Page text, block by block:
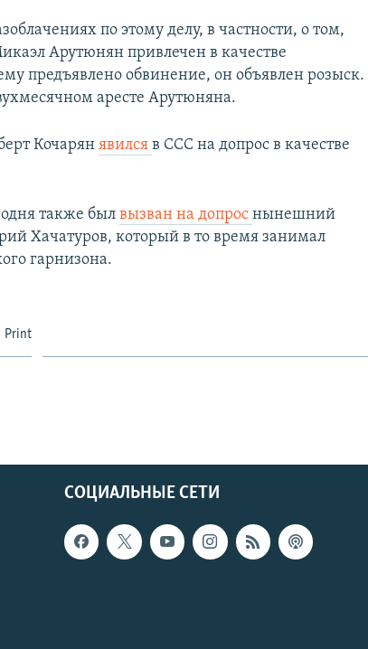
по этому делу, в частности, о том,
Арутюнян привлечен в качестве
предъявлено обвинение, он объявлен розыск.
аресте Арутюняна.
Кочарянявилсяв ССС на допрос в качестве
также былвызван на допроснынешний
Хачатуров, который в то время занимал
гарнизона.
Print
СОЦИАЛЬНЫЕ СЕТИ